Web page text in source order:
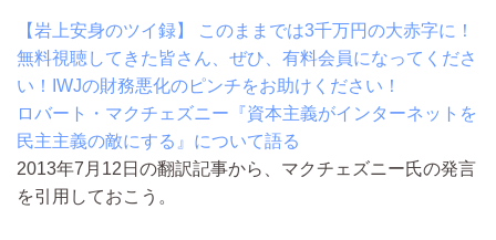
【岩上安身のツイ録】 このままでは3千万円の大赤字に！
無料視聴してきた皆さん、ぜひ、有料会員になってくださ
い！IWJの財務悪化のピンチをお助けください！
ロバート・マクチェズニー『資本主義がインターネットを
民主主義の敵にする』について語る
2013年7月12日の翻訳記事から、マクチェズニー氏の発言
を引用しておこう。